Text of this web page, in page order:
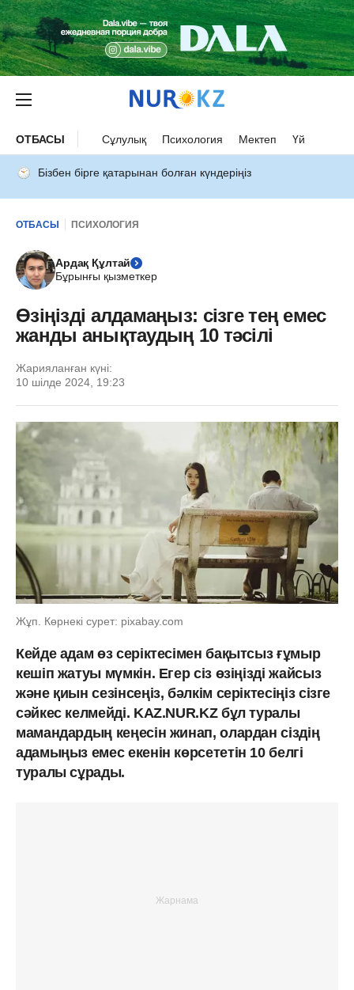
ОТБАСЫ Сұлулық Психология Мектеп Үй
Бізбен бірге қатарынан болған күндеріңіз
ОТБАСЫ ПСИХОЛОГИЯ
Ардақ Құлтай
Бұрынғы қызметкер
Өзіңізді алдамаңыз: сізге тең емес
жанды анықтаудың 10 тәсілі
Жарияланған күні:
10 шілде 2024, 19:23
Жұп. Көрнекі сурет: pixabay.com
Кейде адам өз серіктесімен бақытсыз ғұмыр
кешіп жатуы мүмкін. Егер сіз өзіңізді жайсыз
және қиын сезінсеңіз, бәлкім серіктесіңіз сізге
сәйкес келмейді. KAZ.NUR.KZ бұл туралы
мамандардың кеңесін жинап, олардан сіздің
адамыңыз емес екенін көрсететін 10 белгі
туралы сұрады.